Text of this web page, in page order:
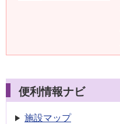
便利情報ナビ
施設マップ